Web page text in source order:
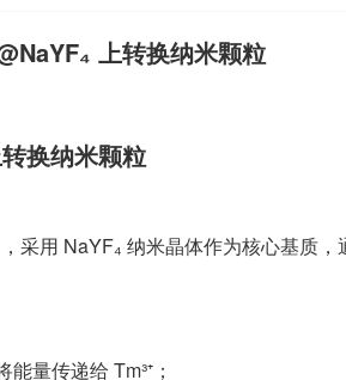
上转换纳米颗粒
换纳米颗粒
采用 NaYF₄ 纳米晶体作为核心基质
量传递给 Tm³⁺；